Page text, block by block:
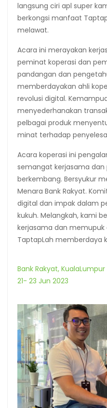
langsung ciri apl super
berkongsi manfaat
melawat.
Acara ini merayakan
peminat koperasi dan
pandangan dan
memberdayakan ahli
revolusi digital.
menyederhanakan
pelbagai produk
minat terhadap
Acara koperasi ini
semangat kerjasama
berkembang. Bersyukur
Menara Bank Rakyat.
digital dan impak dalam
kukuh. Melangkah, kami
kerjasama dan memupuk
TaptapLah memberdaya
Bank Rakyat, KualaLumpur
21- 23 Jun 2023